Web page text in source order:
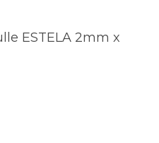
ESTELA 2mm x